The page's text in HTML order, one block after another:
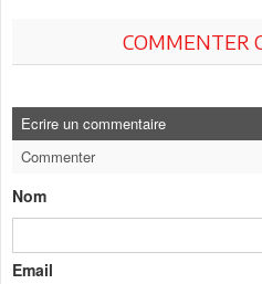
COMMENTER
Ecrire un commentaire
Commenter
Nom
Email